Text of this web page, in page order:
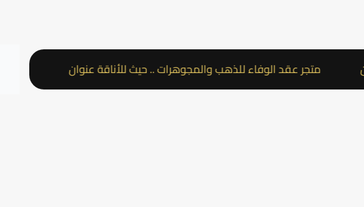
متجر عقد الوفاء للذهب والمجوهرات .. حيث للأناقة عنوان متجر عقد